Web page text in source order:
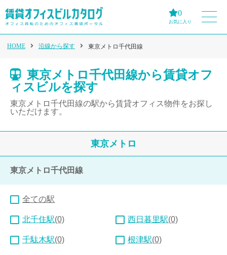
0
お気に入り
HOME 沿線から探す 東京メトロ千代田線
東京メトロ千代田線から賃貸オフ
ィスビルを探す
東京メトロ千代田線の駅から賃貸オフィス物件をお探し
いただけます。
東京メトロ
東京メトロ千代田線
全ての駅
北千住駅(0) 西日暮里駅(0)
千駄木駅(0) 根津駅(0)